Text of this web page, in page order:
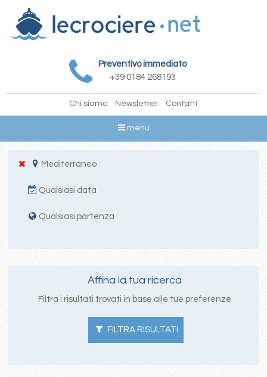
Preventivo immediato
+39 0184 268193
Chi siamo Newsletter Contatti
menu
Mediterraneo
Qualsiasi data
Qualsiasi partenza
Affina la tua ricerca
Filtra i risultati trovati in base alle tue preferenze
FILTRA RISULTATI